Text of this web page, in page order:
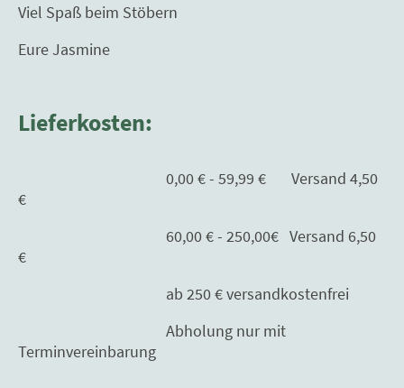
Viel Spaß beim Stöbern
Eure Jasmine
Lieferkosten:
0,00 € - 59,99 € Versand 4,50
€
60,00 € - 250,00€ Versand 6,50
€
ab 250 € versandkostenfrei
Abholung nur mit
Terminvereinbarung